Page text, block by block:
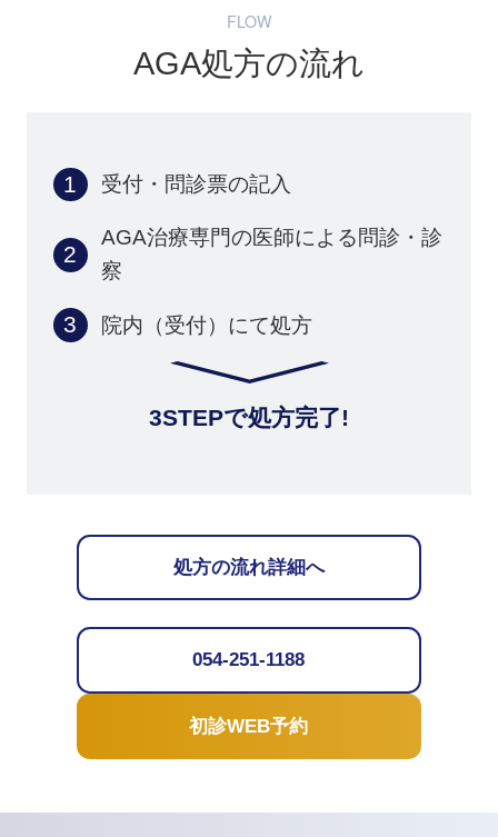
FLOW
AGA処方の流れ
受付・問診票の記入
AGA治療専門の医師による問診・診
察
院内（受付）にて処方
3STEPで処方完了!
処方の流れ詳細へ
054-251-1188
初診WEB予約